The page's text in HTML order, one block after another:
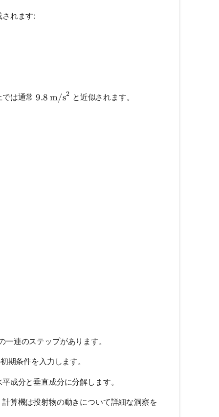
れます:
\cdot \cos(\theta)
\cdot \sin(\theta)
では通常9.8 \ \text{m/s}^2
9.8 m/s2 と近似されます。
\cdot \sin(2\theta)}{g}
\cdot \sin^2(\theta)}{2g}
\cdot v_0 \cdot \sin(\theta)}{g}
連のステップがあります。
期条件を入力します。
成分と垂直成分に分解します。
算機は投射物の動きについて詳細な洞察を